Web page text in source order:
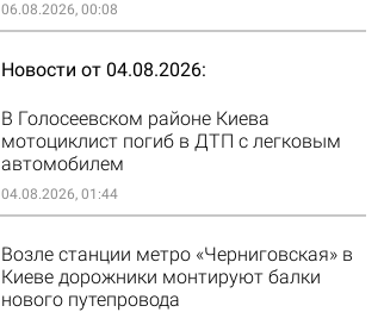
06.08.2026, 00:08
Новости от 04.08.2026
В Голосеевском районе Киева
мотоциклист погиб в ДТП с легковым
автомобилем
04.08.2026, 01:44
Возле станции метро «Черниговская» в
Киеве дорожники монтируют балки
нового путепровода